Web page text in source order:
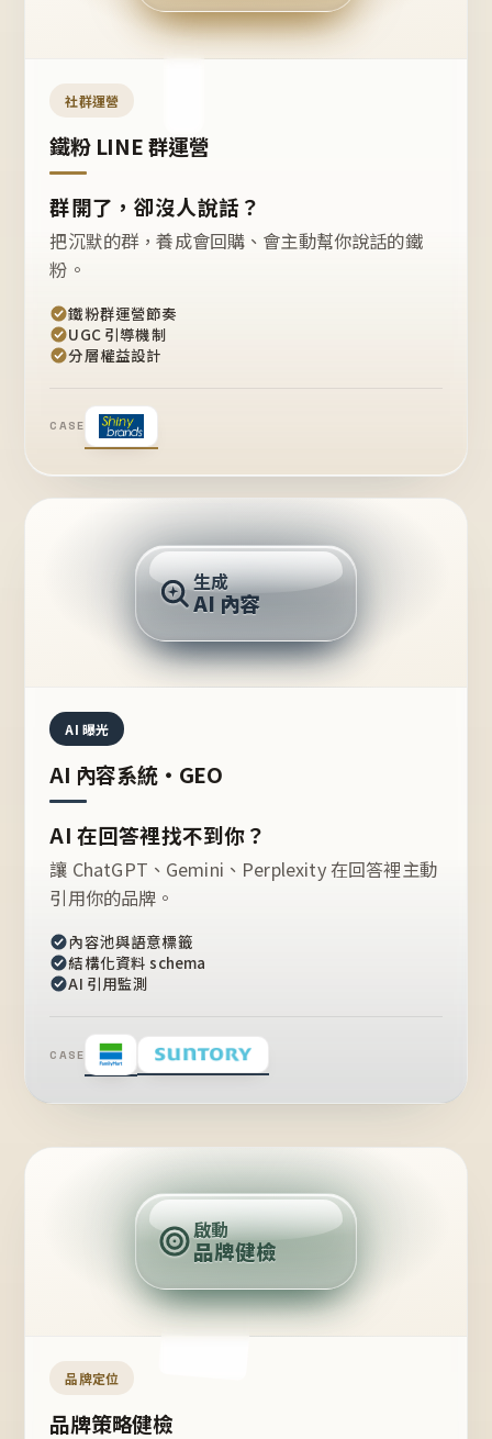
開團
嗎？
社群運營
鐵粉 LINE 群運營
群開了，卻沒人說話？
把沉默的群，養成會回購、會主動幫你說話的鐵
粉。
鐵粉群運營節奏
UGC 引導機制
分層權益設計
CASE
推薦的台灣品牌？
生成
AI 內容
AI 曝光
AI 內容系統・GEO
AI 在回答裡找不到你？
讓 ChatGPT、Gemini、Perplexity 在回答裡主動
引用你的品牌。
內容池與語意標籤
結構化資料 schema
AI 引用監測
CASE
定
位
點
啟動
品牌健檢
品牌定位
品牌策略健檢